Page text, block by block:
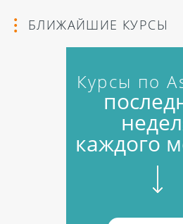
БЛИЖАЙШИЕ КУРСЫ
Курсы по
каждого